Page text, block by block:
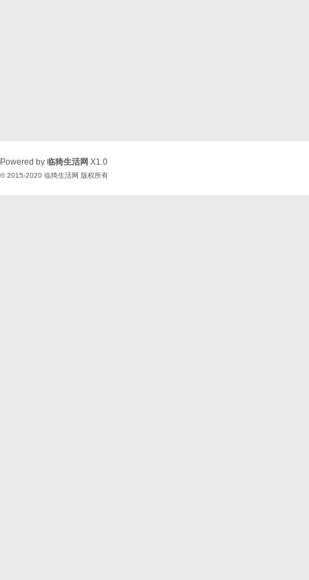
Powered by 临猗生活网 X1.0
© 2015-2020 临猗生活网 版权所有